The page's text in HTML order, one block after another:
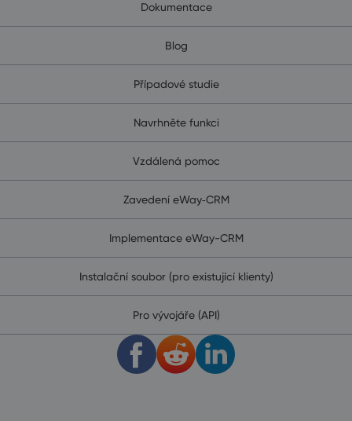
Dokumentace
Blog
Případové studie
Navrhněte funkci
Vzdálená pomoc
Zavedení eWay‑CRM
Implementace eWay-CRM
Instalační soubor (pro existující klienty)
Pro vývojáře (API)